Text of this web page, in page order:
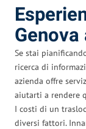
Se stai
ricerca di
azienda offre
aiutarti a rendere
I costi di un
diversi fattori.